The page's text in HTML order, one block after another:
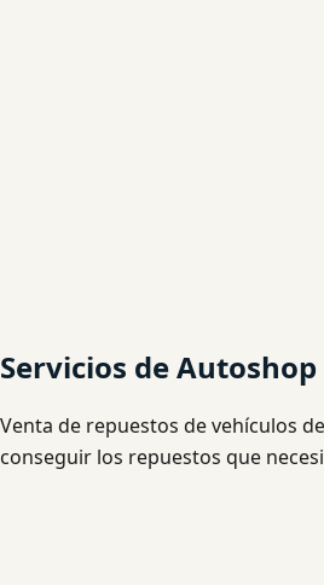
Servicios de Autoshop
Venta de repuestos de vehículos
conseguir los repuestos que